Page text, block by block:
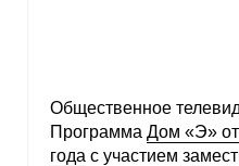
Общественное
Программа Дом «Э»
года с участием